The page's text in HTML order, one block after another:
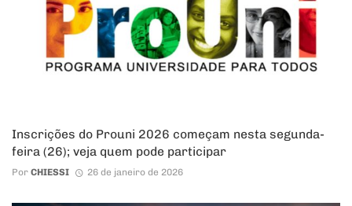
Inscrições do Prouni 2026 começam nesta segunda-
feira (26); veja quem pode participar
Por CHIESSI 26 de janeiro de 2026